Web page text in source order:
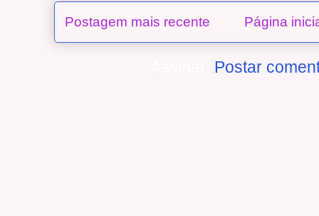
Postagem mais recente Página
Postar